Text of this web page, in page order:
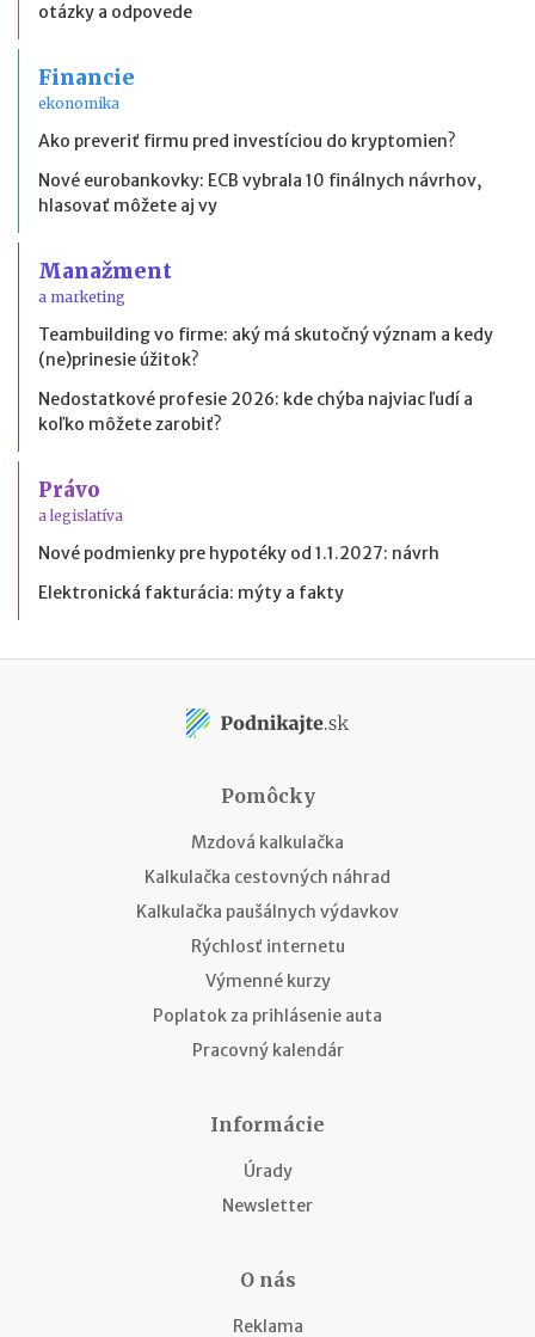
otázky a odpovede
Financie
ekonomika
Ako preveriť firmu pred investíciou do kryptomien?
Nové eurobankovky: ECB vybrala 10 finálnych návrhov,
hlasovať môžete aj vy
Manažment
a marketing
Teambuilding vo firme: aký má skutočný význam a kedy
(ne)prinesie úžitok?
Nedostatkové profesie 2026: kde chýba najviac ľudí a
koľko môžete zarobiť?
Právo
a legislatíva
Nové podmienky pre hypotéky od 1.1.2027: návrh
Elektronická fakturácia: mýty a fakty
Pomôcky
Mzdová kalkulačka
Kalkulačka cestovných náhrad
Kalkulačka paušálnych výdavkov
Rýchlosť internetu
Výmenné kurzy
Poplatok za prihlásenie auta
Pracovný kalendár
Informácie
Úrady
Newsletter
O nás
Reklama